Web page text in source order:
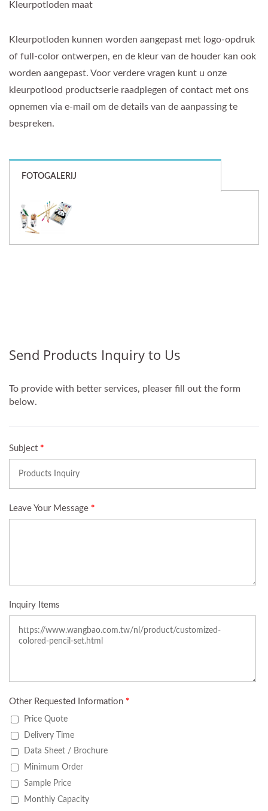
Kleurpotloden maat
Kleurpotloden kunnen worden aangepast met logo-opdruk
of full-color ontwerpen, en de kleur van de houder kan ook
worden aangepast. Voor verdere vragen kunt u onze
kleurpotlood productserie raadplegen of contact met ons
opnemen via e-mail om de details van de aanpassing te
bespreken.
FOTOGALERIJ